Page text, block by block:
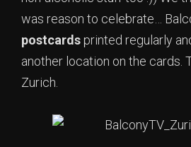
was reason to celebrate…
postcards printed regularly
another location on the cards.
Zurich.